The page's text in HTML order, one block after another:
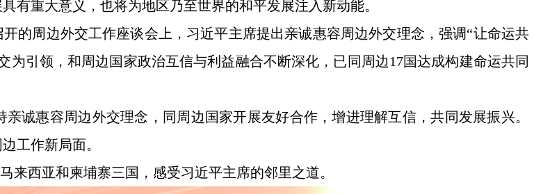
有重大意义，也将为地区乃至世界的和平发展注入新动能。
的周边外交工作座谈会上，习近平主席提出亲诚惠容周边外交理念，强调“让命运共
为引领，和周边国家政治互信与利益融合不断深化，已同周边17国达成构建命运共同
诚惠容周边外交理念，同周边国家开展友好合作，增进理解互信，共同发展振兴。
工作新局面。
来西亚和柬埔寨三国，感受习近平主席的邻里之道。